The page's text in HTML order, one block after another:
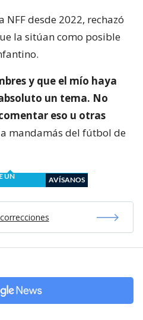
NFF desde 2022, rechazó
la sitúan como posible
y que el mío haya
un tema. No
eso u otras
mandamás del fútbol de
UN
AVÍSANOS